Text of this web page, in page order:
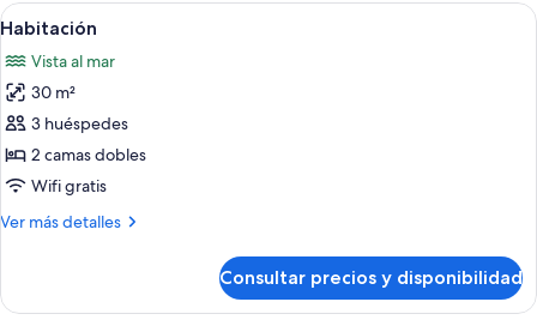
Abrir
todas
las
fotos
de
Habitación
Minibar, caja fuerte, espacio para
4
Habitación
Vista al mar
30 m²
3 huéspedes
2 camas dobles
Wifi gratis
Ver más detalles
Más
Consultar precios y disponibilidad